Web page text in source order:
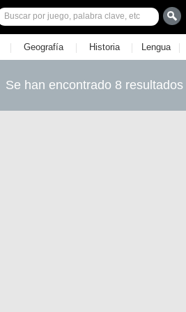
| Geografía | Historia | Lengua |
Se han encontrado 8